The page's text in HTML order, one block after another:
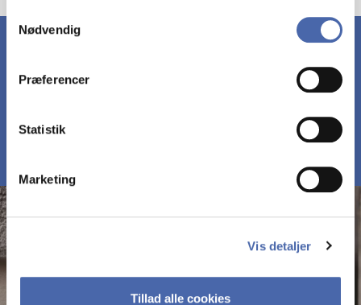
markedsføring. Du bestemmer selv - og kan altid trække
Samtykkevalg
Nødvendig
Præferencer
Statistik
Marketing
Vis detaljer
Tillad alle cookies
MØD DELTAGERNE PÅ MBD